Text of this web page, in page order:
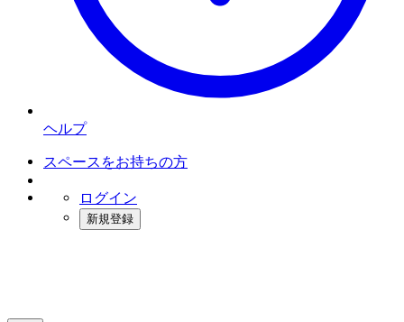
ヘルプ
スペースをお持ちの方
ログイン
新規登録